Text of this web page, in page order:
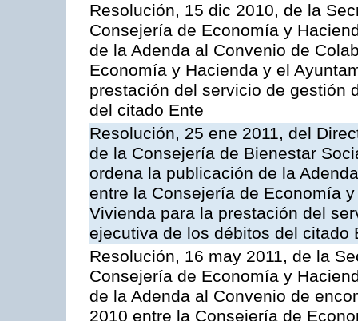
Resolución, 15 dic 2010, de la
Consejería de Economía y
de la Adenda al Convenio de
Economía y Hacienda y el
prestación del servicio de gestión
del citado Ente
Resolución, 25 ene 2011, del
de la Consejería de Bienestar
ordena la publicación de la
entre la Consejería de Economía
Vivienda para la prestación del
ejecutiva de los débitos del citado
Resolución, 16 may 2011, de la
Consejería de Economía y
de la Adenda al Convenio de
2010 entre la Consejería de